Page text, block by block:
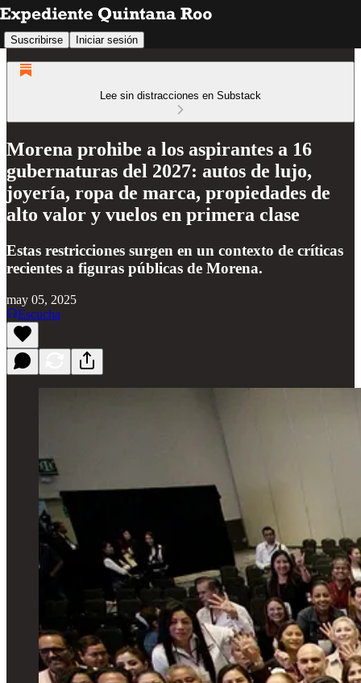
Suscribirse Iniciar sesión
Lee sin distracciones en Substack
Morena prohibe a los aspirantes a 16
gubernaturas del 2027: autos de lujo,
joyería, ropa de marca, propiedades de
alto valor y vuelos en primera clase
Estas restricciones surgen en un contexto de críticas
recientes a figuras públicas de Morena.
may 05, 2025
Escucha